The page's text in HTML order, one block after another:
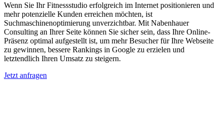
Wenn Sie Ihr Fitnessstudio erfolgreich im Internet positionieren und
mehr potenzielle Kunden erreichen möchten, ist
Suchmaschinenoptimierung unverzichtbar. Mit Nabenhauer
Consulting an Ihrer Seite können Sie sicher sein, dass Ihre Online-
Präsenz optimal aufgestellt ist, um mehr Besucher für Ihre Webseite
zu gewinnen, bessere Rankings in Google zu erzielen und
letztendlich Ihren Umsatz zu steigern.
Jetzt anfragen